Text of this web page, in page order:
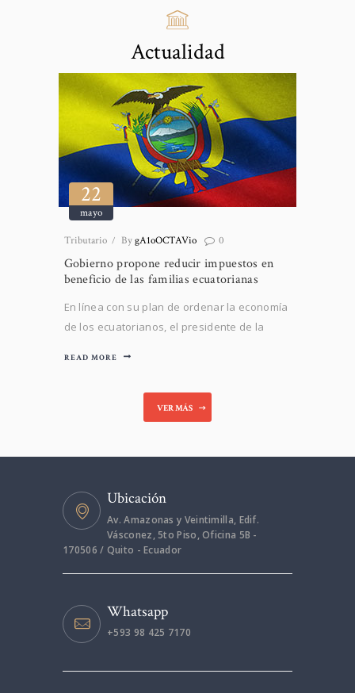
Actualidad
22
mayo
Tributario BygA1oOCTAVio 0
Gobierno propone reducir impuestos en
beneficio de las familias ecuatorianas
En línea con su plan de ordenar la economía
de los ecuatorianos, el presidente de la
tributario orientadas a disminuir los
impuestos a la familia ecuatoriana.
READ MORE
VER MÁS
Ubicación
Av. Amazonas y Veintimilla, Edif.
Vásconez, 5to Piso, Oficina 5B -
170506 / Quito - Ecuador
Whatsapp
+593 98 425 7170